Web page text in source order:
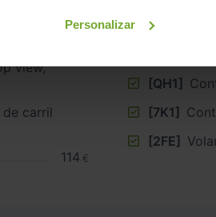
Personalizar
view,
carril
114 €
[QH1]
[7K1]
[2FE]